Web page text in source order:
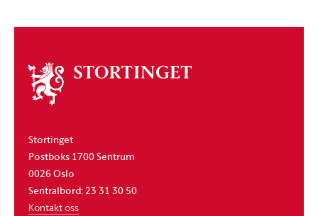
Om
stortinget
Stortinget
Postboks 1700 Sentrum
0026 Oslo
Sentralbord: 23 31 30 50
Kontakt oss